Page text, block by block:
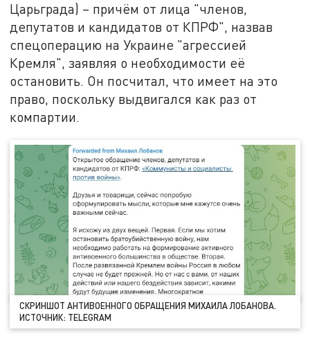
Царьграда) – причём от лица "членов,
депутатов и кандидатов от КПРФ", назвав
спецоперацию на Украине "агрессией
Кремля", заявляя о необходимости её
остановить. Он посчитал, что имеет на это
право, поскольку выдвигался как раз от
компартии.
СКРИНШОТ АНТИВОЕННОГО ОБРАЩЕНИЯ МИХАИЛА ЛОБАНОВА.
ИСТОЧНИК: TELEGRAM